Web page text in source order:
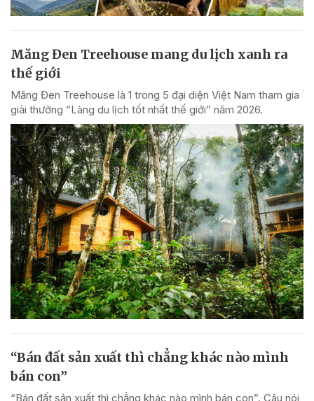
Măng Đen Treehouse mang du lịch xanh ra
thế giới
Măng Đen Treehouse là 1 trong 5 đại diện Việt Nam tham gia
giải thưởng “Làng du lịch tốt nhất thế giới” năm 2026.
“Bán đất sản xuất thì chẳng khác nào mình
bán con”
“Bán đất sản xuất thì chẳng khác nào mình bán con”. Câu nói